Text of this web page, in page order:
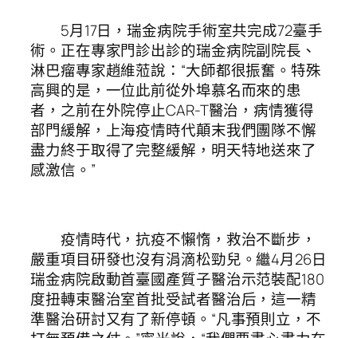
5月17日，瑞金病院手術室共完成72臺手
術。正在專家門診出診的瑞金病院副院長、
淋巴瘤專家趙維蒞說：“大師都很振奮。特殊
高興的是，一位此前從外埠慕名而來的患
者，之前在外院停止CAR-T醫治，病情獲得
部門緩解，上海疫情時代顛末我們團隊不懈
盡力終于取得了完整緩解，明天特地送來了
感激信。”
疫情時代，抗疫不懶惰，救治不斷步，
嚴重項目研發也沒有涓滴松勁兒。繼4月26日
瑞金病院啟動首臺國產質子醫治示范裝配180
度扭轉束醫治室首批受試者醫治后，這一精
準醫治研討又有了新停頓。“凡事預則立，不